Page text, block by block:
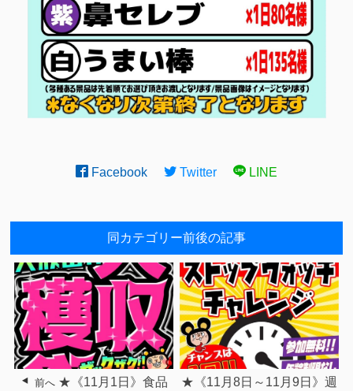
Facebook Twitter LINE
同カテゴリー前後の記事
前へ ★《11月1日》食品
★《11月8日～11月9日》週